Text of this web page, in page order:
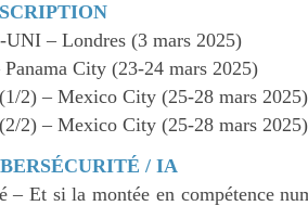
– Londres (3 mars 2025)
City (23-24 mars 2025)
2) – Mexico City (25-28 mars 2025)
2) – Mexico City (25-28 mars 2025)
/ IA
– Et si la montée en compétence